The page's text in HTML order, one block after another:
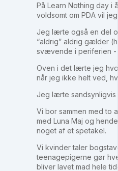
På Learn Nothing day i
voldsomt om PDA vil
Jeg lærte også en del
“aldrig” aldrig gælder
svævende i periferien -
Oven i det lærte jeg
når jeg ikke helt ved,
Jeg lærte
Vi bor sammen med to
med Luna Maj og
noget af et spetakel.
Vi kvinder taler
teenagepigerne gør
bliver lavet mad hele